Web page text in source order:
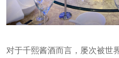
对于千熙酱酒而言，屡次被世